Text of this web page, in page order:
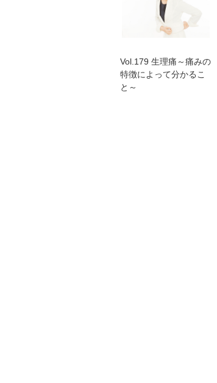
Vol.179 生理痛～痛みの
特徴によって分かるこ
と～